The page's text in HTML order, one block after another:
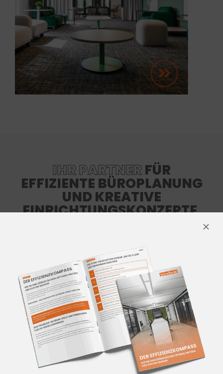
IHR PARTNERFÜR
EFFIZIENTE BÜROPLANUNG
UND KREATIVE
EINRICHTUNGSKONZEPTE.
bringen Ihr Projekt zum Erfolg.
ALLE LEISTUNGEN